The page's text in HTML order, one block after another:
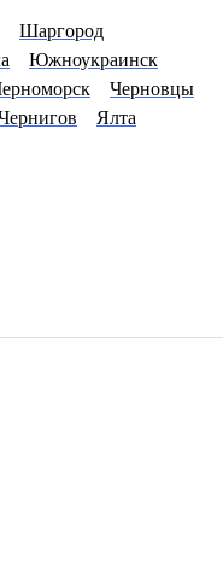
Шаргород
Южноукраинск
Черновцы
Ялта